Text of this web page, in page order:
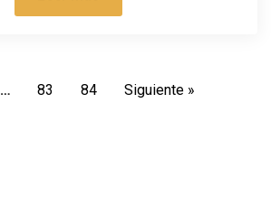
… 83 84 Siguiente »